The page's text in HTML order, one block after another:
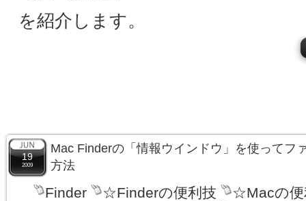
を紹介します。
19
2009
Mac Finderの「情報ウインドウ」を使ってフ
方法
Finder ☆Finderの便利技
☆Macの便